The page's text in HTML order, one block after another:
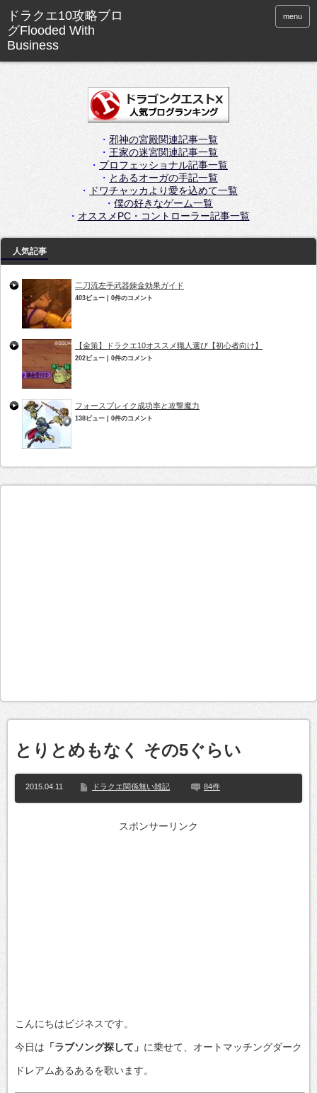
menu
・ 邪神の宮殿関連記事一覧
・ 王家の迷宮関連記事一覧
・ プロフェッショナル記事一覧
・ とあるオーガの手記一覧
・
ドワチャッカより愛を込めて一覧
・ 僕の好きなゲーム一覧
・ オススメPC・コントローラー記事一覧
人気記事
二刀流左手武器錬金効果ガイド
403ビュー 0件のコメント
【金策】ドラクエ10オススメ職人選び【初心者向け】
202ビュー 0件のコメント
フォースブレイク成功率と攻撃魔力
138ビュー 0件のコメント
とりとめもなく その5ぐらい
2015.04.11 ドラクエ関係無い雑記 84件
スポンサーリンク
こんにちはビジネスです。
今日は 「ラブソング探して」 に乗せて、オートマッチングダーク
ドレアムあるあるを歌います。